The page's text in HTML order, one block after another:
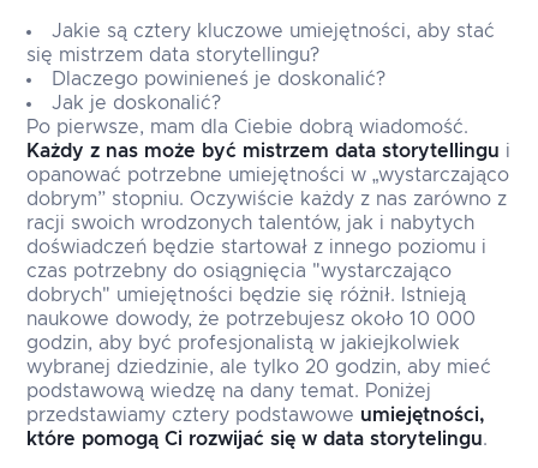
Jakie są cztery kluczowe umiejętności, aby stać
się mistrzem data storytellingu?
Dlaczego powinieneś je doskonalić?
Jak je doskonalić?
Po pierwsze, mam dla Ciebie dobrą wiadomość.
Każdy z nas może być mistrzem data storytellingu i
opanować potrzebne umiejętności w „wystarczająco
dobrym” stopniu. Oczywiście każdy z nas zarówno z
racji swoich wrodzonych talentów, jak i nabytych
doświadczeń będzie startował z innego poziomu i
czas potrzebny do osiągnięcia "wystarczająco
dobrych" umiejętności będzie się różnił. Istnieją
naukowe dowody, że potrzebujesz około 10 000
godzin, aby być profesjonalistą w jakiejkolwiek
wybranej dziedzinie, ale tylko 20 godzin, aby mieć
podstawową wiedzę na dany temat. Poniżej
przedstawiamy cztery podstawowe umiejętności,
które pomogą Ci rozwijać się w data storytelingu.